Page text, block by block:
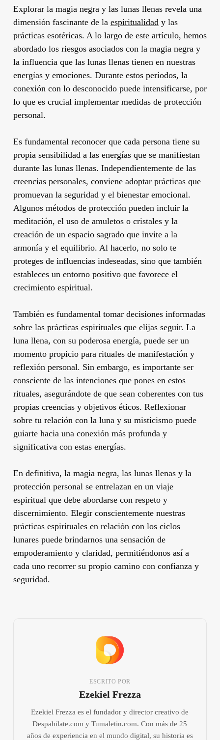
Explorar la magia negra y las lunas llenas revela una
dimensión fascinante de la espiritualidad y las
prácticas esotéricas. A lo largo de este artículo, hemos
abordado los riesgos asociados con la magia negra y
la influencia que las lunas llenas tienen en nuestras
energías y emociones. Durante estos períodos, la
conexión con lo desconocido puede intensificarse, por
lo que es crucial implementar medidas de protección
personal.
Es fundamental reconocer que cada persona tiene su
propia sensibilidad a las energías que se manifiestan
durante las lunas llenas. Independientemente de las
creencias personales, conviene adoptar prácticas que
promuevan la seguridad y el bienestar emocional.
Algunos métodos de protección pueden incluir la
meditación, el uso de amuletos o cristales y la
creación de un espacio sagrado que invite a la
armonía y el equilibrio. Al hacerlo, no solo te
proteges de influencias indeseadas, sino que también
estableces un entorno positivo que favorece el
crecimiento espiritual.
También es fundamental tomar decisiones informadas
sobre las prácticas espirituales que elijas seguir. La
luna llena, con su poderosa energía, puede ser un
momento propicio para rituales de manifestación y
reflexión personal. Sin embargo, es importante ser
consciente de las intenciones que pones en estos
rituales, asegurándote de que sean coherentes con tus
propias creencias y objetivos éticos. Reflexionar
sobre tu relación con la luna y su misticismo puede
guiarte hacia una conexión más profunda y
significativa con estas energías.
En definitiva, la magia negra, las lunas llenas y la
protección personal se entrelazan en un viaje
espiritual que debe abordarse con respeto y
discernimiento. Elegir conscientemente nuestras
prácticas espirituales en relación con los ciclos
lunares puede brindarnos una sensación de
empoderamiento y claridad, permitiéndonos así a
cada uno recorrer su propio camino con confianza y
seguridad.
ESCRITO POR
Ezekiel Frezza
Ezekiel Frezza es el fundador y director creativo de
Despabilate.com y Tumaletin.com. Con más de 25
años de experiencia en el mundo digital, su historia es